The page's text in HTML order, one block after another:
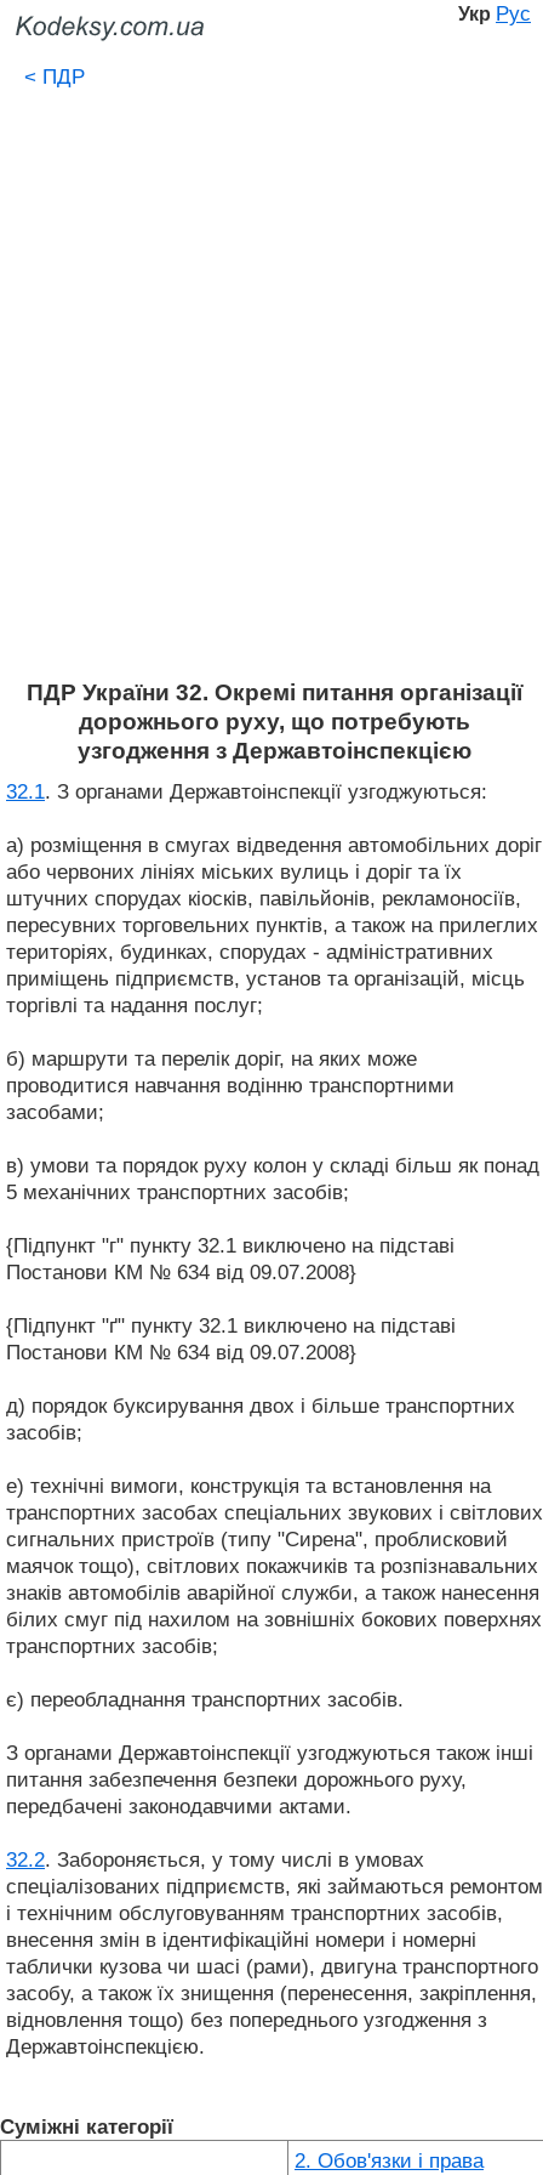
Укр Рус
< ПДР
ПДР України 32. Окремі питання організації
дорожнього руху, що потребують
узгодження з Державтоінспекцією
32.1. З органами Державтоінспекції узгоджуються:
а) розміщення в смугах відведення автомобільних доріг
або червоних лініях міських вулиць і доріг та їх
штучних спорудах кіосків, павільйонів, рекламоносіїв,
пересувних торговельних пунктів, а також на прилеглих
територіях, будинках, спорудах - адміністративних
приміщень підприємств, установ та організацій, місць
торгівлі та надання послуг;
б) маршрути та перелік доріг, на яких може
проводитися навчання водінню транспортними
засобами;
в) умови та порядок руху колон у складі більш як понад
5 механічних транспортних засобів;
{Підпункт "г" пункту 32.1 виключено на підставі
Постанови КМ № 634 від 09.07.2008}
{Підпункт "ґ" пункту 32.1 виключено на підставі
Постанови КМ № 634 від 09.07.2008}
д) порядок буксирування двох і більше транспортних
засобів;
е) технічні вимоги, конструкція та встановлення на
транспортних засобах спеціальних звукових і світлових
сигнальних пристроїв (типу "Сирена", проблисковий
маячок тощо), світлових покажчиків та розпізнавальних
знаків автомобілів аварійної служби, а також нанесення
білих смуг під нахилом на зовнішніх бокових поверхнях
транспортних засобів;
є) переобладнання транспортних засобів.
З органами Державтоінспекції узгоджуються також інші
питання забезпечення безпеки дорожнього руху,
передбачені законодавчими актами.
32.2. Забороняється, у тому числі в умовах
спеціалізованих підприємств, які займаються ремонтом
і технічним обслуговуванням транспортних засобів,
внесення змін в ідентифікаційні номери і номерні
таблички кузова чи шасі (рами), двигуна транспортного
засобу, а також їх знищення (перенесення, закріплення,
відновлення тощо) без попереднього узгодження з
Державтоінспекцією.
Суміжні категорії
2. Обов'язки і права